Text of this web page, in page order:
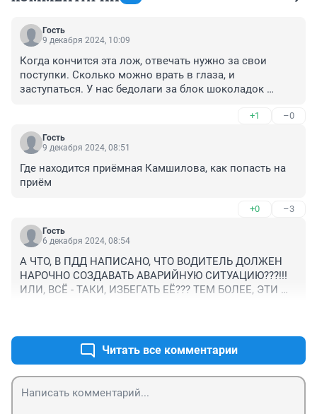
Гость
9 декабря 2024, 10:09
Когда кончится эта лож, отвечать нужно за свои
поступки. Сколько можно врать в глаза, и
заступаться. У нас бедолаги за блок шоколадок
вперёд. А на счёт Камшилова, родители всегда будут
защищать свое чадо. Суд разберётся.
+1 –0
Гость
9 декабря 2024, 08:51
Где находится приёмная Камшилова, как попасть на
приём
+0 –3
Гость
6 декабря 2024, 08:54
А ЧТО, В ПДД НАПИСАНО, ЧТО ВОДИТЕЛЬ ДОЛЖЕН
НАРОЧНО СОЗДАВАТЬ АВАРИЙНУЮ СИТУАЦИЮ???!!!
ИЛИ, ВСЁ - ТАКИ, ИЗБЕГАТЬ ЕЁ??? ТЕМ БОЛЕЕ, ЭТИ
Читать все комментарии